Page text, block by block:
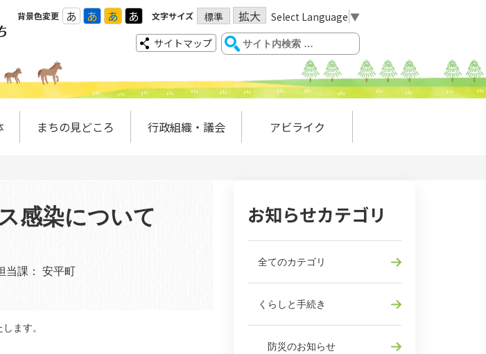
背景色変更 あ あ あ あ 文字サイズ 標準 拡大 Select Language ▼
サイトマップ
まちの見どころ 行政組織・議会 アビライク
感染について
当課： 安平町
ます。
お知らせカテゴリ
全てのカテゴリ
くらしと手続き
防災のお知らせ